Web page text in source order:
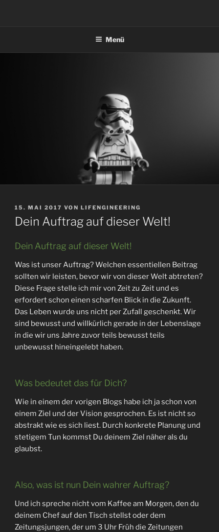
Menü
VERÖFFENTLICHT
AM
15. MAI 2017 VON LIFENGINEERING
Dein Auftrag auf dieser Welt!
Dein Auftrag auf dieser Welt!
Was ist unser Auftrag? Welchen essentiellen Beitrag
sollten wir leisten, bevor wir von dieser Welt abtreten?
Diese Frage stelle ich mir von Zeit zu Zeit und es
erfordert schon einen scharfen Blick in die Zukunft.
Das Leben wurde uns nicht per Zufall geschenkt. Wir
sind bewusst und willkürlich gerade in der Lebenslage
in die wir uns Jahre zuvor teils bewusst teils
unbewusst hineingelebt haben.
Was bedeutet das für Dich?
Wie in einem der vorigen Blogs habe ich ja schon von
einem Ziel und der Vision gesprochen. Es ist nicht so
abstrakt wie es sich liest. Durch konkrete Planung und
stetigem Tun kommst Du deinem Ziel näher als du
glaubst.
Also, was ist nun Dein wahrer Auftrag?
Und ich spreche nicht vom Kaffee am Morgen, den du
deinem Chef auf den Tisch stellst oder dem
Zeitungsjungen, der um 3 Uhr Früh die Zeitungen